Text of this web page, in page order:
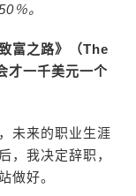
％。
富之路》（The
才一千美元一个
未来的职业生涯
，我决定辞职，
做好。